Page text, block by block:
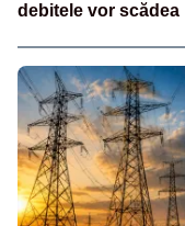
debitele vor scădea